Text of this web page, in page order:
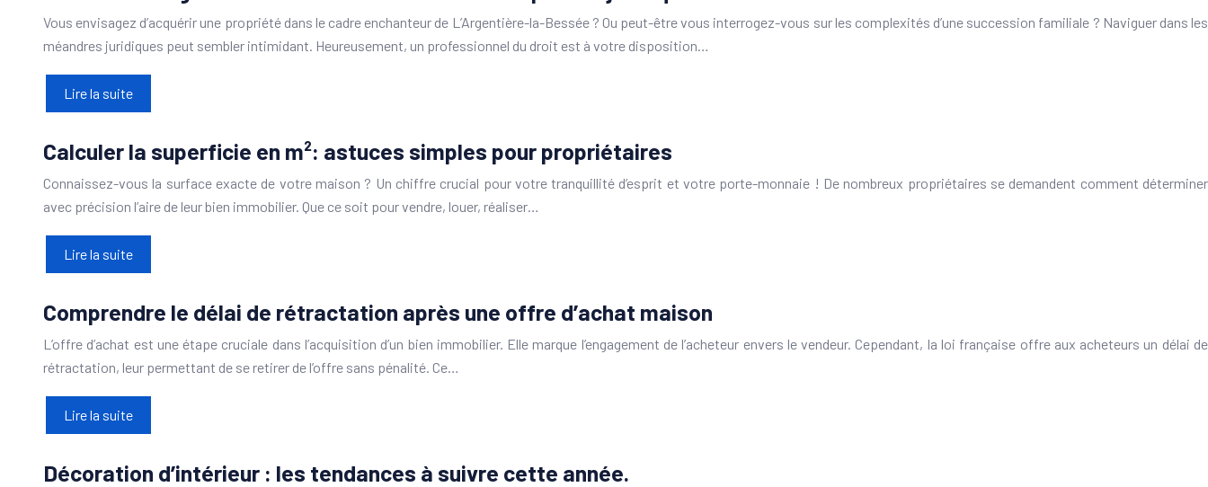
Vous envisagez d’acquérir une propriété dans le cadre enchanteur de L’Argentière-la-Bessée ? Ou peut-être vous interrogez-vous sur les complexités d’une succession familiale ? Naviguer dans les
méandres juridiques peut sembler intimidant. Heureusement, un professionnel du droit est à votre disposition…
Lire la suite
Calculer la superficie en m²: astuces simples pour propriétaires
Connaissez-vous la surface exacte de votre maison ? Un chiffre crucial pour votre tranquillité d’esprit et votre porte-monnaie ! De nombreux propriétaires se demandent comment déterminer
avec précision l’aire de leur bien immobilier. Que ce soit pour vendre, louer, réaliser…
Lire la suite
Comprendre le délai de rétractation après une offre d’achat maison
L’offre d’achat est une étape cruciale dans l’acquisition d’un bien immobilier. Elle marque l’engagement de l’acheteur envers le vendeur. Cependant, la loi française offre aux acheteurs un délai de
rétractation, leur permettant de se retirer de l’offre sans pénalité. Ce…
Lire la suite
Décoration d’intérieur : les tendances à suivre cette année.